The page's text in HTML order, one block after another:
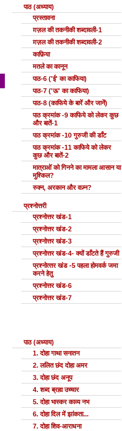
पाठ (अध्याय)
प्रस्तावना
ग़ज़ल की तकनीकी शब्दावली-1
ग़ज़ल की तकनीकी शब्दावली-2
काफ़िया
मतले का कानून
पाठ-6 ('ई' का काफिया)
पाठ-7 ('ऊ' का काफिया)
पाठ-8 (काफिये के बारें और जानें)
पाठ क्रमांक -9 काफिये को लेकर कुछ
और बातें-1
पाठ क्रमांक -10 गुरुजी की डाँट
पाठ क्रमांक -11 काफिये को लेकर
कुछ और बातें-2
मात्राओं को गिनने का मामला आसान या
मुश्किल?
रुक्न, अरकान और वज़्न?
प्रश्नोत्तरी
प्रश्नोत्तर खंड-1
प्रश्नोत्तर खंड-2
प्रश्नोत्तर खंड-3
प्रश्नोत्तर खंड-4- क्यों डाँटते हैं गुरुजी
प्रश्‍नोत्‍तर खंड -5 पहला होमवर्क जमा
करने हेतु
प्रश्नोत्तर खंड-6
प्रश्नोत्तर खंड-7
पाठ (अध्याय)
1. दोहा गाथा सनातन
2. ललित छंद दोहा अमर
3. दोहा छंद अनूप
4. शब्द ब्रह्म उच्चार
5. दोहा भास्कर काव्य नभ
6. दोहा दिल में झांकता...
7. दोहा शिव-आराधना